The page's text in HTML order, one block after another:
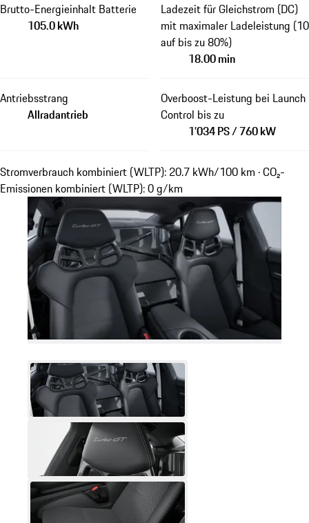
Brutto-Energieinhalt Batterie
105.0 kWh
Ladezeit für Gleichstrom (DC)
mit maximaler Ladeleistung (10
auf bis zu 80%)
18.00 min
Antriebsstrang
Allradantrieb
Overboost-Leistung bei Launch
Control bis zu
1’034 PS / 760 kW
Stromverbrauch kombiniert (WLTP): 20.7 kWh/100 km · CO₂-
Emissionen kombiniert (WLTP): 0 g/km